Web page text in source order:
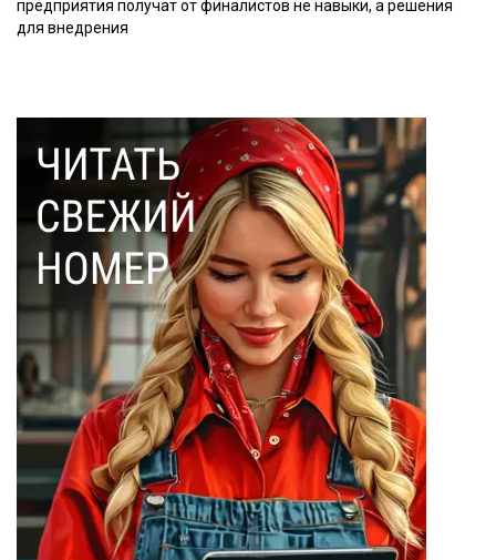
предприятия получат от финалистов не навыки, а решения
для внедрения